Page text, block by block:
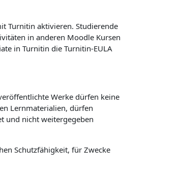
Turnitin aktivieren. Studierende
in anderen Moodle Kursen
in Turnitin die Turnitin-EULA
Werke dürfen keine
Lernmaterialien, dürfen
und nicht weitergegeben
Schutzfähigkeit, für Zwecke